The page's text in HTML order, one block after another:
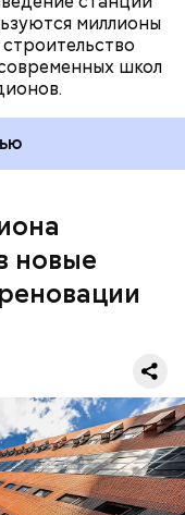
миллионы
школ
новые
жилья